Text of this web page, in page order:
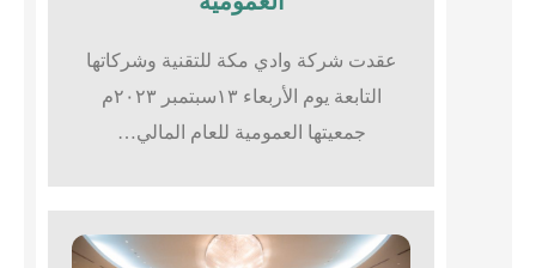
عقدت شركة وادي مكة للتقنية وشركاتها
التابعة يوم الأربعاء ١٣سبتمبر ٢٠٢٣م
جمعيتها العمومية للعام المالي…